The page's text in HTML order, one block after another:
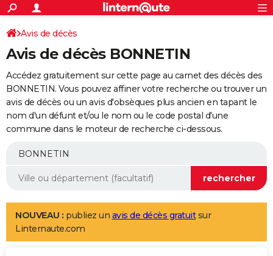
ACTUALITÉS
Politique
Société
Faits Divers
Education
Monde
Villes
+
SPORT
Coupe du monde 2026
Football
Tennis
Cyclisme
Rugby
Forum
Programme TV
TNT
Streaming
Cinéma
Sorties cinéma
Musique
+
FINANCE
Retraite
Epargne
Immobilier
Risques naturels par ville
Banque
Assurance
AUTO
Essais
Réserver un essai
Citadines
Berlines
SUV
Forum auto
+
Mobiles
Meilleur smartphone
Internet
Ordinateurs
Jeux vidéo
Guide high-tech
Aménagement intérieur
LIFESTYLE
Art de vivre
Bien-être
Loisirs
Mode
Modes de vie
Avis de décès
Avis de décès BONNETIN
Accédez gratuitement sur cette page au carnet des décès des
BONNETIN. Vous pouvez affiner votre recherche ou trouver un
avis de décès ou un avis d'obsèques plus ancien en tapant le
nom d'un défunt et/ou le nom ou le code postal d'une
commune dans le moteur de recherche ci-dessous.
NOUVEAU : publiez un avis de décès gratuitsur
Linternaute.com